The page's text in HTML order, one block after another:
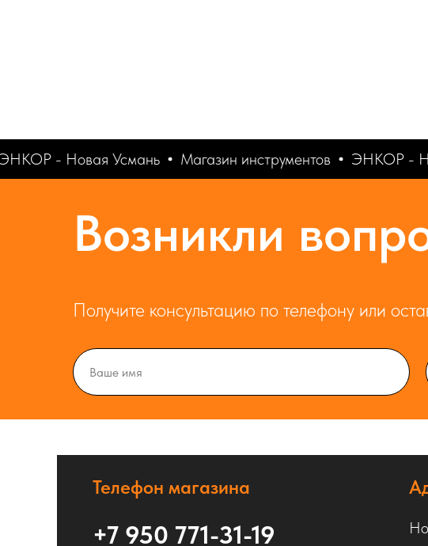
- Новая Усмань Магазин инструментов ЭНКОР -
Возникли
Получите консультацию по телефону или
Телефон магазина
+7 950 771-31-19